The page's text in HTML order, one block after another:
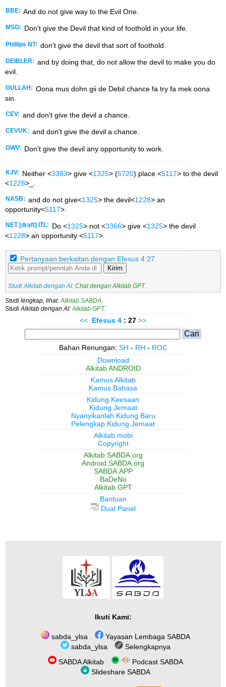
BBE: And do not give way to the Evil One.
MSG: Don't give the Devil that kind of foothold in your life.
Phillips NT: don't give the devil that sort of foothold.
DEIBLER: and by doing that, do not allow the devil to make you do
evil.
GULLAH: Oona mus dohn gii de Debil chance fa try fa mek oona
sin.
CEV: and don't give the devil a chance.
CEVUK: and don't give the devil a chance.
GWV: Don’t give the devil any opportunity to work.
KJV: Neither <3383> give <1325> (5720) place <5117> to the devil
<1228>_.
NASB: and do not give<1325> the devil<1228> an
opportunity<5117>.
NET [draft] ITL: Do <1325> not <3366> give <1325> the devil
<1228> an opportunity <5117>.
Pertanyaan berkaitan dengan Efesus 4:27
Kirim
Studi Alkitab dengan AI: Chat dengan Alkitab GPT.
Studi lengkap, lihat: Alkitab SABDA
Studi Alkitab dengan AI: Alkitab GPT.
<< Efesus 4 : 27 >>
Bahan Renungan: SH - RH - ROC
Download
Alkitab ANDROID
Kamus Alkitab
Kamus Bahasa
Kidung Keesaan
Kidung Jemaat
Nyanyikanlah Kidung Baru
Pelengkap Kidung Jemaat
Alkitab.mobi
Copyright
Alkitab.SABDA.org
Android.SABDA.org
SABDA.APP
BaDeNo
Alkitab GPT
Bantuan
Dual Panel
Ikuti Kami:
sabda_ylsa
Yayasan Lembaga SABDA
sabda_ylsa
Selengkapnya
SABDA Alkitab
Podcast SABDA
Slideshare SABDA